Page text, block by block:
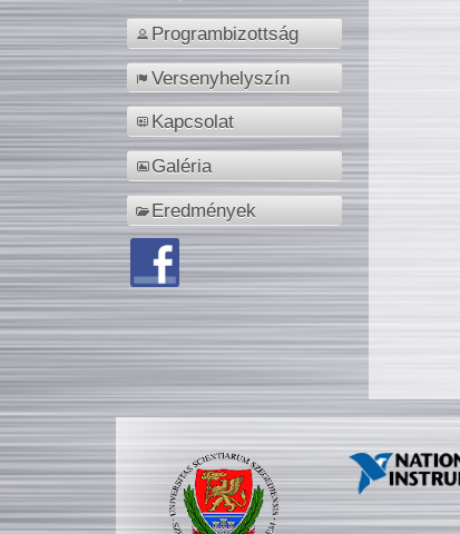
Programbizottság
Versenyhelyszín
Kapcsolat
Galéria
Eredmények